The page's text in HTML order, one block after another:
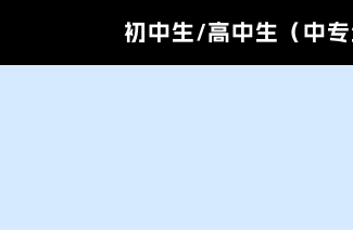
初中生/高中生（中